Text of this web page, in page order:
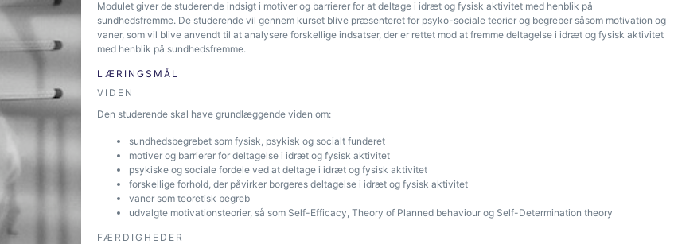
Modulet giver de studerende indsigt i motiver og barrierer for at deltage i idræt og fysisk aktivitet med henblik på
sundhedsfremme. De studerende vil gennem kurset blive præsenteret for psyko-sociale teorier og begreber såsom motivation og
vaner, som vil blive anvendt til at analysere forskellige indsatser, der er rettet mod at fremme deltagelse i idræt og fysisk aktivitet
med henblik på sundhedsfremme.
LÆRINGSMÅL
VIDEN
Den studerende skal have grundlæggende viden om:
sundhedsbegrebet som fysisk, psykisk og socialt funderet
motiver og barrierer for deltagelse i idræt og fysisk aktivitet
psykiske og sociale fordele ved at deltage i idræt og fysisk aktivitet
forskellige forhold, der påvirker borgeres deltagelse i idræt og fysisk aktivitet
vaner som teoretisk begreb
udvalgte motivationsteorier, så som Self-Efficacy, Theory of Planned behaviour og Self-Determination theory
FÆRDIGHEDER